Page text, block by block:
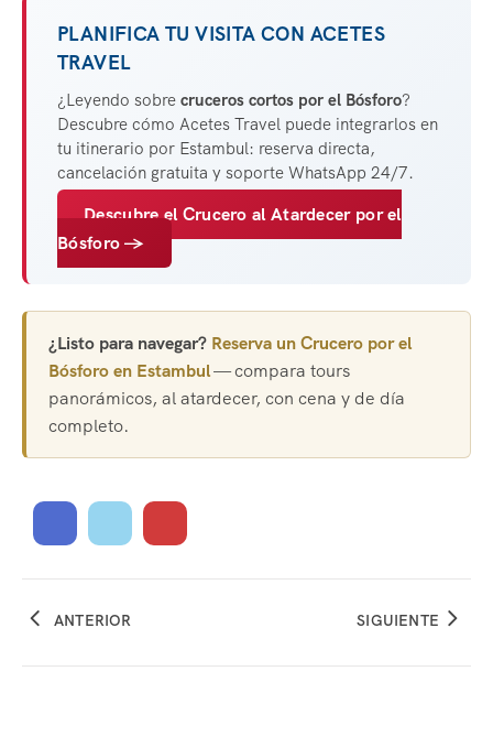
PLANIFICA TU VISITA CON ACETES
TRAVEL
¿Leyendo sobre cruceros cortos por el Bósforo?
Descubre cómo Acetes Travel puede integrarlos en
tu itinerario por Estambul: reserva directa,
cancelación gratuita y soporte WhatsApp 24/7.
Descubre el Crucero al Atardecer por el
Bósforo →
¿Listo para navegar? Reserva un Crucero por el
Bósforo en Estambul— compara tours
panorámicos, al atardecer, con cena y de día
completo.
ANTERIOR SIGUIENTE